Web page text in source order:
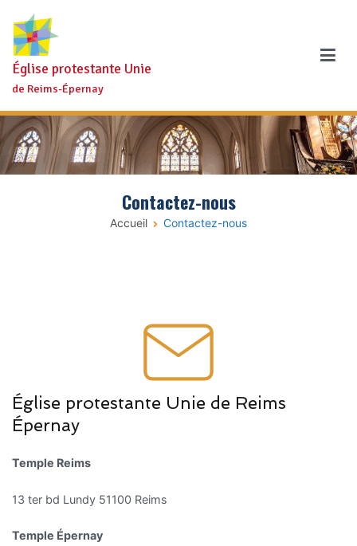
contenu
Église protestante Unie
de Reims-Épernay
Contactez-nous
Accueil Contactez-nous
Église protestante Unie de Reims
Épernay
Temple Reims
13 ter bd Lundy 51100 Reims
Temple Épernay